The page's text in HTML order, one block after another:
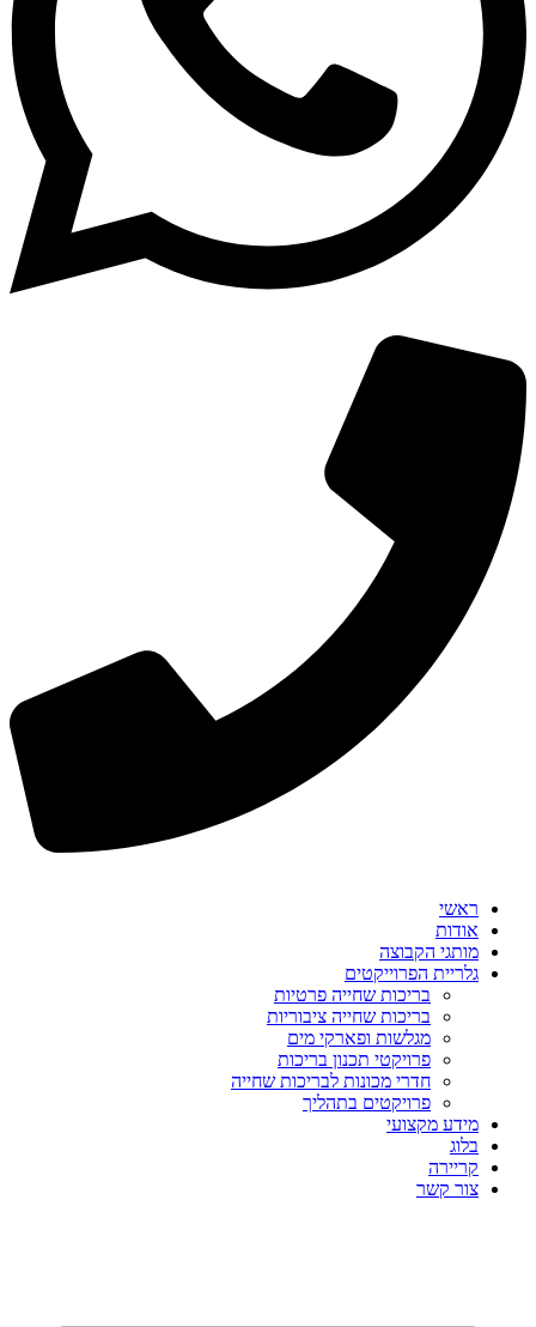
ראשי
אודות
מותגי הקבוצה
גלריית הפרוייקטים
בריכות שחייה פרטיות
בריכות שחייה ציבוריות
מגלשות ופארקי מים
פרויקטי תכנון בריכות
חדרי מכונות לבריכות שחייה
פרויקטים בתהליך
מידע מקצועי
בלוג
קריירה
צור קשר